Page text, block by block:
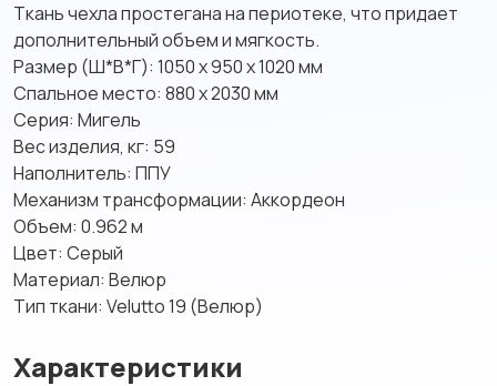
Ткань чехла простегана на периотеке, что придает
дополнительный объем и мягкость.
Размер (Ш*В*Г): 1050 x 950 x 1020 мм
Спальное место: 880 х 2030 мм
Серия: Мигель
Вес изделия, кг: 59
Наполнитель: ППУ
Механизм трансформации: Аккордеон
Объем: 0.962 м
Цвет: Серый
Материал: Велюр
Тип ткани: Velutto 19 (Велюр)
Характеристики